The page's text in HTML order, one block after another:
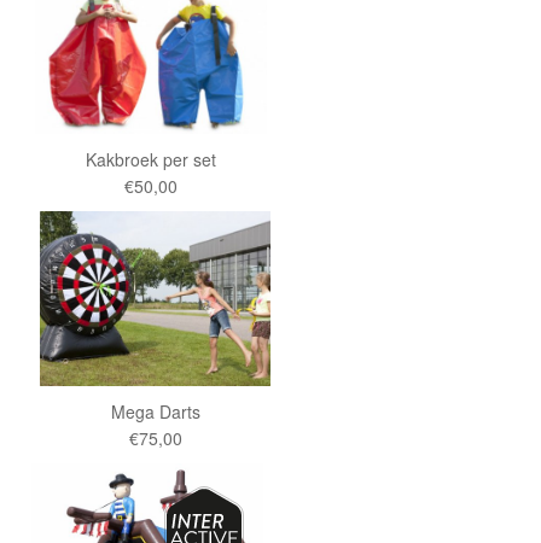
Kakbroek per set
€50,00
Mega Darts
€75,00